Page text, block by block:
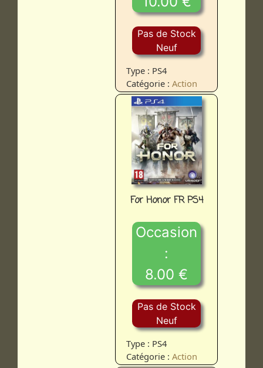
Pas de Stock
Neuf
Type : PS4
Catégorie :Action
For Honor FR PS4
Occasion
:
8.00 €
Pas de Stock
Neuf
Type : PS4
Catégorie :Action